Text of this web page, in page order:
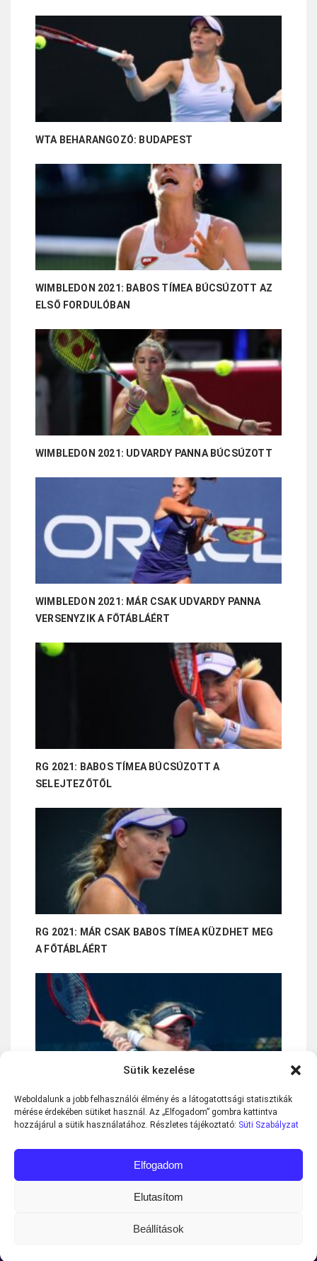
Sütik kezelése
Weboldalunk a jobb felhasználói élmény és a látogatottsági statisztikák
mérése érdekében sütiket használ. Az „Elfogadom” gombra kattintva
hozzájárul a sütik használatához. Részletes tájékoztató: Süti Szabályzat
Elfogadom
Elutasítom
Beállítások
WTA BEHARANGOZÓ: BUDAPEST
WIMBLEDON 2021: BABOS TÍMEA BÚCSÚZOTT AZ
ELSŐ FORDULÓBAN
WIMBLEDON 2021: UDVARDY PANNA BÚCSÚZOTT
WIMBLEDON 2021: MÁR CSAK UDVARDY PANNA
VERSENYZIK A FŐTÁBLÁÉRT
RG 2021: BABOS TÍMEA BÚCSÚZOTT A
SELEJTEZŐTŐL
RG 2021: MÁR CSAK BABOS TÍMEA KÜZDHET MEG
A FŐTÁBLÁÉRT
AUSOPEN 2021: BABOS TÍMEA BÚCSÚZOTT
MELBOURNE-BEN
« Előző oldal—Következő oldal »
Minden jog fenntartva © 2013-2026Teniszvilag.com